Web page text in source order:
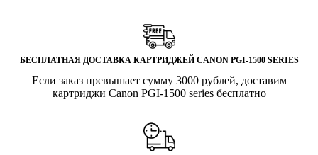
БЕСПЛАТНАЯ ДОСТАВКА КАРТРИДЖЕЙ CANON PGI-1500 SERIES
Если заказ превышает сумму 3000 рублей, доставим
картриджи Canon PGI-1500 series бесплатно